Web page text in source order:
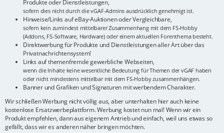
Produkte oder Dienstleistungen,
sofern dies nicht durch die vGAF-Admins ausdrücklich genehmigt ist.
Hinweise/Links auf eBay-Auktionen oder Vergleichbare,
sofern kein zumindest mittelbarer Zusammenhang mit dem FS-Hobby
(Addons, FS-Software, Hardware) oder einem aktuellen Forenthema besteht.
Direktwerbung für Produkte und Dienstleistungen aller Art über das
Privatnachrichtensystem!
Links auf themenfremde gewerbliche Webseiten,
wenn die Inhalte keine wesentliche Bedeutung für Themen der vGAF haben
oder nicht mindestens mittelbar mit dem FS-Hobby zusammenhängen.
Banner und Grafiken und Signaturen mit werbendem Charakter.
Wir schließen Werbung nicht völlig aus, aber unterhalten hier auch keine
kostenlose Ersatzwerbeplattform. Werbung kostet nun mal! Wenn wir ein
Produkt empfehlen, dann aus eigenem Antrieb und einfach, weil uns etwas so
gefällt, dass wir es anderen näher bringen möchten.